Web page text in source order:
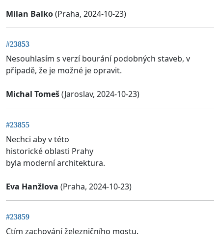
Milan Balko(Praha, 2024-10-23)
#23853
Nesouhlasím s verzí bourání podobných staveb, v
případě, že je možné je opravit.
Michal Tomeš(Jaroslav, 2024-10-23)
#23855
Nechci aby v této
historické oblasti Prahy
byla moderní architektura.
Eva Hanžlova (Praha, 2024-10-23)
#23859
Ctím zachování železničního mostu.